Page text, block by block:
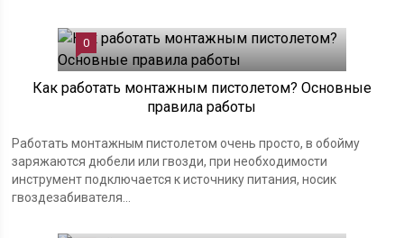
0
Как работать монтажным пистолетом? Основные
правила работы
Работать монтажным пистолетом очень просто, в обойму
заряжаются дюбели или гвозди, при необходимости
инструмент подключается к источнику питания, носик
гвоздезабивателя...